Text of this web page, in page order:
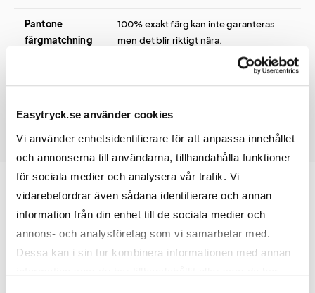
Easytryck.se använder cookies
Vi använder enhetsidentifierare för att anpassa innehållet
och annonserna till användarna, tillhandahålla funktioner
för sociala medier och analysera vår trafik. Vi
vidarebefordrar även sådana identifierare och annan
information från din enhet till de sociala medier och
annons- och analysföretag som vi samarbetar med.
Dessa kan i sin tur kombinera informationen med annan
Pantone
färgmatchning
100% exakt färg kan inte garanteras
men det blir riktigt nära.
Prislista